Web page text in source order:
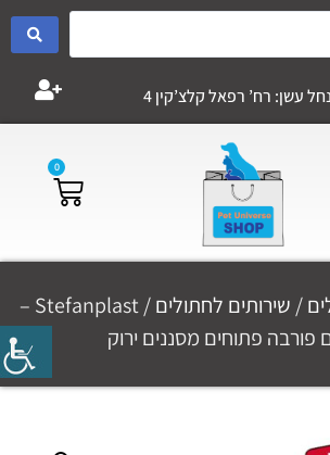
נחל עשן: רח’ רפאל קלצ’קין 4
0
/ שירותים לחתולים
/ Stefanplast –
פורבה פתוחים מסננים ירוק